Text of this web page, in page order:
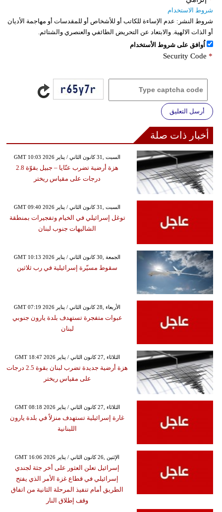
شروط الاستخدام
شروط النشر: عدم الإساءة للكاتب أو للأشخاص أو للمقدسات أو مهاجمة الأديان
أو الذات الالهية. والابتعاد عن التحريض الطائفي والعنصري والشتائم.
اُوافق على شروط الأستخدام
Security Code *
أرسل التعليق
أخبار ذات صلة
GMT 10:03 2026 السبت ,31 كانون الثاني / يناير
هزة أرضية تضرب عنّايا – جبيل بقوّة 2.8
درجات على مقياس ريختر
GMT 09:40 2026 السبت ,31 كانون الثاني / يناير
توغل إسرائيلي في الخيام وتفجيرات بمنطقة
الشاليهات جنوب لبنان
GMT 10:13 2026 الجمعة ,30 كانون الثاني / يناير
سقوط مسيّرة إسرائيلية في رب ثلاثين
GMT 07:19 2026 الأربعاء ,28 كانون الثاني / يناير
عبوات متفجرة تستهدف بلدة يارون جنوبي
لبنان
GMT 18:47 2026 الثلاثاء ,27 كانون الثاني / يناير
هزة أرضية جديدة تضرب لبنان بقوة 2.5 درجات
على مقياس ريختر
GMT 08:18 2026 الثلاثاء ,27 كانون الثاني / يناير
غارة إسرائيلية تستهدف منزلاً في بلدة يارون
اللبنانية
GMT 16:06 2026 الإثنين ,26 كانون الثاني / يناير
إسرائيل تعلن العثور على أخر جثة لجندي
إسرائيلي في قطاع غزة الأمر الذي يفتح
الطريق أمام تنفيذ المرحلة الثانية من اتفاق
وقف إطلاق النار